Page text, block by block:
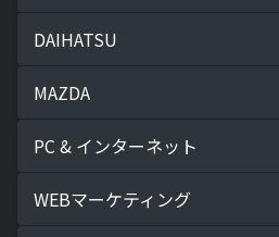
DAIHATSU
MAZDA
PC & インターネット
WEBマーケティング